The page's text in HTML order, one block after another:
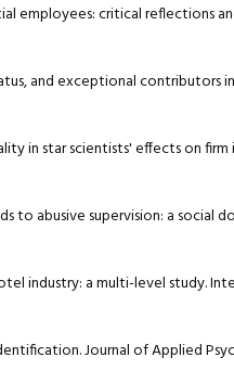
employees: critical reflections
and exceptional contributors
in star scientists' effects on
to abusive supervision: a social
industry: a multi-level study.
Journal of Applied